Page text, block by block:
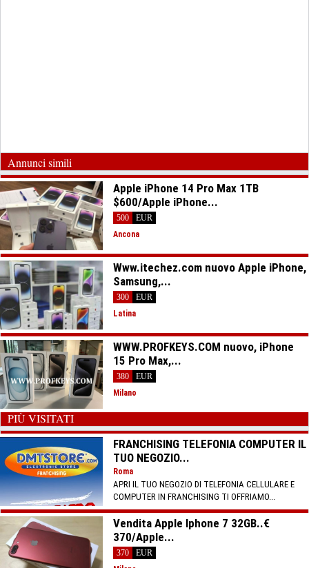
Annunci simili
Apple iPhone 14 Pro Max 1TB
$600/Apple iPhone...
500
EUR
Ancona
Www.itechez.com nuovo Apple iPhone,
Samsung,...
300
EUR
Latina
WWW.PROFKEYS.COM nuovo, iPhone
15 Pro Max,...
380
EUR
Milano
PIÙ VISITATI
FRANCHISING TELEFONIA COMPUTER IL
TUO NEGOZIO...
Roma
APRI IL TUO NEGOZIO DI TELEFONIA CELLULARE E
COMPUTER IN FRANCHISING TI OFFRIAMO...
Vendita Apple Iphone 7 32GB..€
370/Apple...
370
EUR